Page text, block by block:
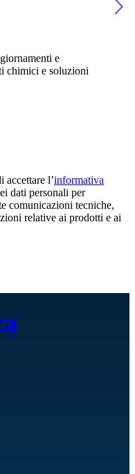
e
chimici e soluzioni
l’informativa
dati personali per
comunicazioni tecniche,
relative ai prodotti e ai